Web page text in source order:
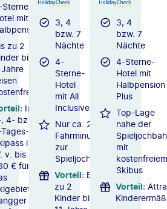
mit
zu 2
bis
: Inkl.
4- bzw.
i.
v. bis zu
€ für
3, 4
bzw. 7
Nächte
4-
Sterne-
Hotel
mit All
Inclusive
Nur ca. 2
Fahrminuten
zur
Spieljochbahn
Vorteil: Bis
zu 2
Kinder bis
3, 4
bzw. 7
Nächte
4-Sterne-
Hotel mit
Halbpension
Plus
Top-Lage
nahe der
mit
kostenfreiem
Skibus
Vorteil: